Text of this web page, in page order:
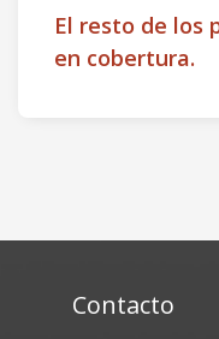
El resto de los
en cobertura.
Contacto